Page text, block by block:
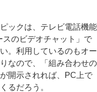
ックは、テレビ電話機能
スのビデオチャット」で
。利用しているのもオー
なので、「組み合わせの
開示されれば、PC上で
るだろう。